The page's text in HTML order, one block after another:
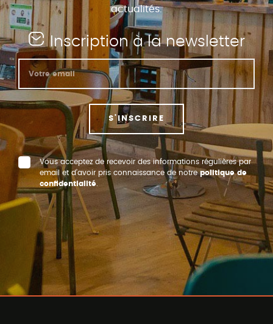
actualités.
Inscription à la newsletter
S'INSCRIRE
Vous acceptez de recevoir des informations régulières par
email et d’avoir pris connaissance de notrepolitique de
confidentialité